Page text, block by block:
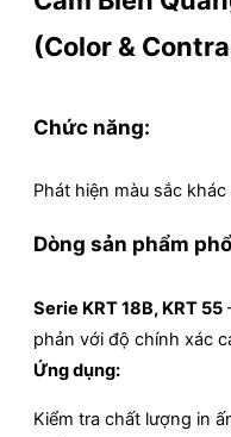
(Color &
Chức năng:
Phát hiện màu sắc
Dòng sản phẩm
Serie KRT 18B, KRT 55
phản với độ chính xác
Ứng dụng:
Kiểm tra chất lượng in